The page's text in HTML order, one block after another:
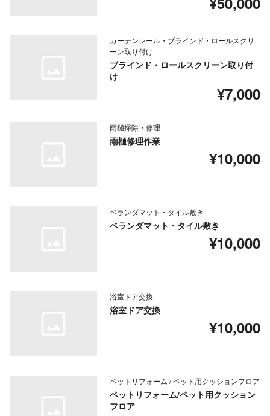
カーテンレール・ブラインド・ロールスクリ
ーン取り付け
ブラインド・ロールスクリーン取り付
け
¥7,000
雨樋掃除・修理
雨樋修理作業
¥10,000
ベランダマット・タイル敷き
ベランダマット・タイル敷き
¥10,000
浴室ドア交換
浴室ドア交換
¥10,000
ペットリフォーム / ペット用クッションフロア
ペットリフォーム/ペット用クッション
フロア